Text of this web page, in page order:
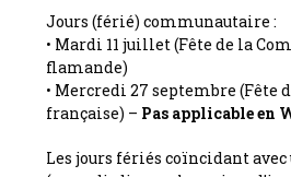
Jours (férié) communautaire :
• Mardi 11 juillet (Fête de la
flamande)
• Mercredi 27 septembre (Fête
française) – Pas applicable en
Les jours fériés coïncidant avec